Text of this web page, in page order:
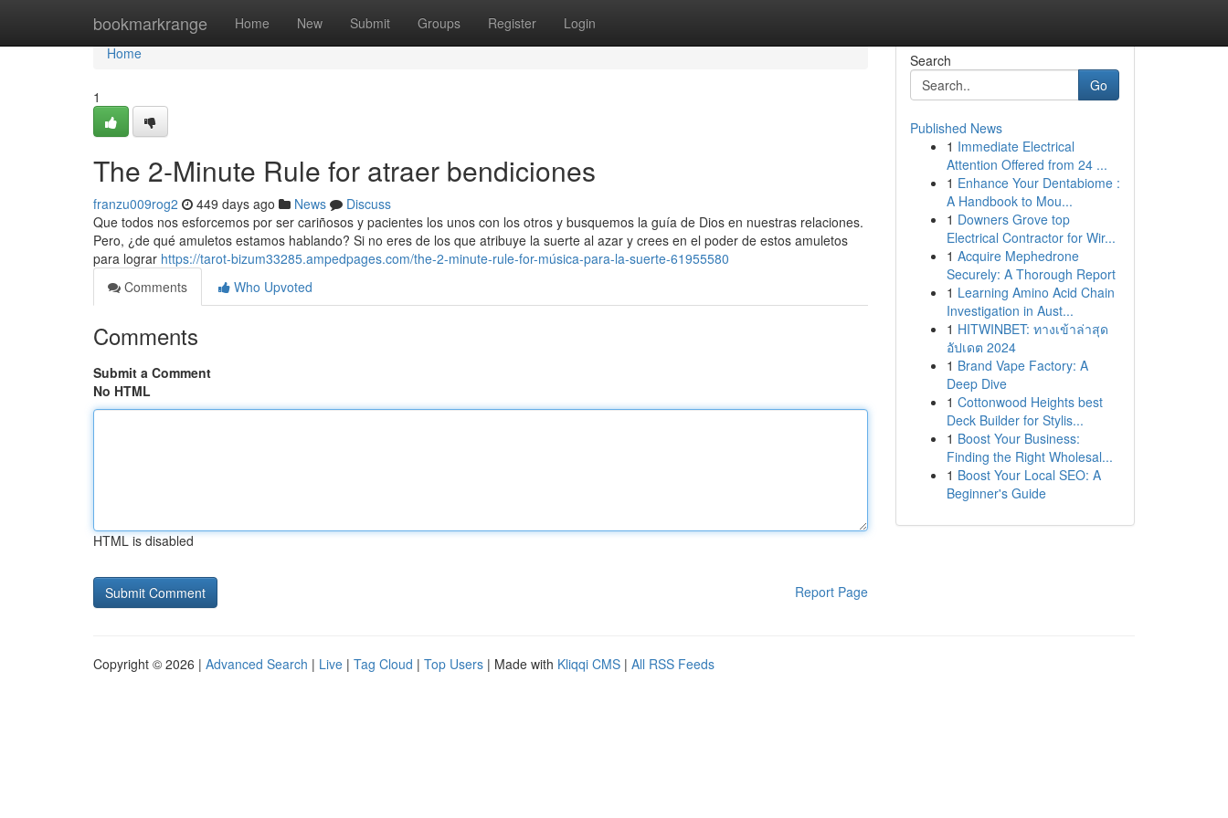
bookmarkrange Home New Submit Groups Register Login
Home
Home
1
The 2-Minute Rule for atraer bendiciones
franzu009rog2 449 days ago News
Discuss
Que todos nos esforcemos por ser cariñosos y pacientes los unos con los otros y busquemos la guía de Dios en nuestras relaciones.
Pero, ¿de qué amuletos estamos hablando? Si no eres de los que atribuye la suerte al azar y crees en el poder de estos amuletos
para lograr https://tarot-bizum33285.ampedpages.com/the-2-minute-rule-for-música-para-la-suerte-61955580
Comments
Who Upvoted
Comments
Submit a Comment
No HTML
HTML is disabled
Report Page
Search
Go
Published News
1 Immediate Electrical
Attention Offered from 24 ...
1 Enhance Your Dentabiome :
A Handbook to Mou...
1 Downers Grove top
Electrical Contractor for Wir...
1 Acquire Mephedrone
Securely: A Thorough Report
1 Learning Amino Acid Chain
Investigation in Aust...
1 HITWINBET: ทางเข้าล่าสุด
อัปเดต 2024
1 Brand Vape Factory: A
Deep Dive
1 Cottonwood Heights best
Deck Builder for Stylis...
1 Boost Your Business:
Finding the Right Wholesal...
1 Boost Your Local SEO: A
Beginner's Guide
Copyright © 2026 | Advanced Search | Live | Tag Cloud | Top Users | Made with Kliqqi CMS | All RSS Feeds